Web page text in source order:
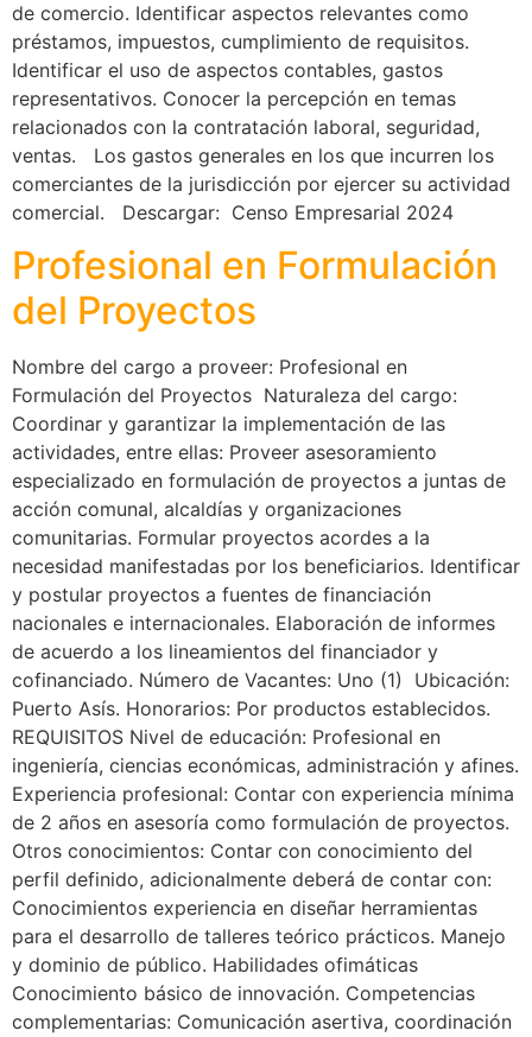
de comercio. Identificar aspectos relevantes como
préstamos, impuestos, cumplimiento de requisitos.
Identificar el uso de aspectos contables, gastos
representativos. Conocer la percepción en temas
relacionados con la contratación laboral, seguridad,
ventas. Los gastos generales en los que incurren los
comerciantes de la jurisdicción por ejercer su actividad
comercial. Descargar: Censo Empresarial 2024
Profesional en Formulación
del Proyectos
Nombre del cargo a proveer: Profesional en
Formulación del Proyectos Naturaleza del cargo:
Coordinar y garantizar la implementación de las
actividades, entre ellas: Proveer asesoramiento
especializado en formulación de proyectos a juntas de
acción comunal, alcaldías y organizaciones
comunitarias. Formular proyectos acordes a la
necesidad manifestadas por los beneficiarios. Identificar
y postular proyectos a fuentes de financiación
nacionales e internacionales. Elaboración de informes
de acuerdo a los lineamientos del financiador y
cofinanciado. Número de Vacantes: Uno (1) Ubicación:
Puerto Asís. Honorarios: Por productos establecidos.
REQUISITOS Nivel de educación: Profesional en
ingeniería, ciencias económicas, administración y afines.
Experiencia profesional: Contar con experiencia mínima
de 2 años en asesoría como formulación de proyectos.
Otros conocimientos: Contar con conocimiento del
perfil definido, adicionalmente deberá de contar con:
Conocimientos experiencia en diseñar herramientas
para el desarrollo de talleres teórico prácticos. Manejo
y dominio de público. Habilidades ofimáticas
Conocimiento básico de innovación. Competencias
complementarias: Comunicación asertiva, coordinación